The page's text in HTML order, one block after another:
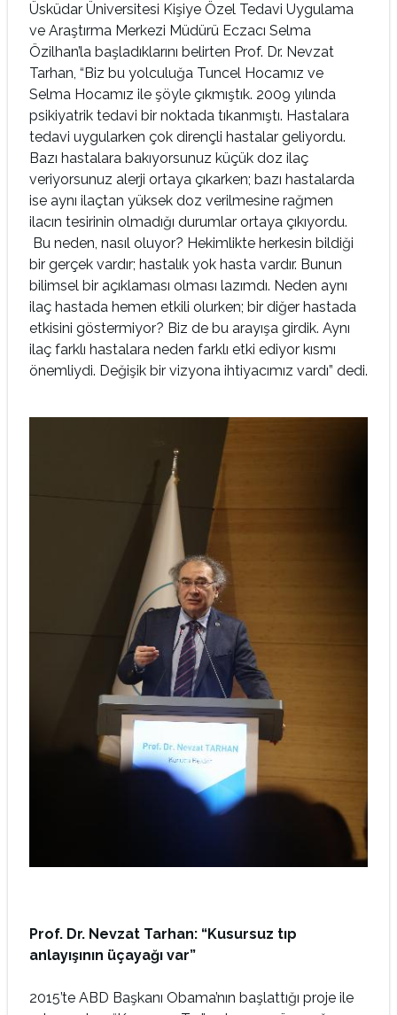
Üsküdar Üniversitesi Kişiye Özel Tedavi Uygulama
ve Araştırma Merkezi Müdürü Eczacı Selma
Özilhan’la başladıklarını belirten Prof. Dr. Nevzat
Tarhan, “Biz bu yolculuğa Tuncel Hocamız ve
Selma Hocamız ile şöyle çıkmıştık. 2009 yılında
psikiyatrik tedavi bir noktada tıkanmıştı. Hastalara
tedavi uygularken çok dirençli hastalar geliyordu.
Bazı hastalara bakıyorsunuz küçük doz ilaç
veriyorsunuz alerji ortaya çıkarken; bazı hastalarda
ise aynı ilaçtan yüksek doz verilmesine rağmen
ilacın tesirinin olmadığı durumlar ortaya çıkıyordu.
Bu neden, nasıl oluyor? Hekimlikte herkesin bildiği
bir gerçek vardır; hastalık yok hasta vardır. Bunun
bilimsel bir açıklaması olması lazımdı. Neden aynı
ilaç hastada hemen etkili olurken; bir diğer hastada
etkisini göstermiyor? Biz de bu arayışa girdik. Aynı
ilaç farklı hastalara neden farklı etki ediyor kısmı
önemliydi. Değişik bir vizyona ihtiyacımız vardı” dedi.
Prof. Dr. Nevzat Tarhan: “Kusursuz tıp
anlayışının üçayağı var”
2015’te ABD Başkanı Obama’nın başlattığı proje ile